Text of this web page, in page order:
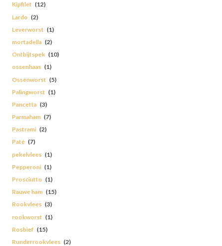
Kipfilet (12)
Lardo (2)
Leverworst (1)
mortadella (2)
Ontbijtspek (10)
ossenhaas (1)
Ossenworst (5)
Palingworst (1)
Pancetta (3)
Parmaham (7)
Pastrami (2)
Paté (7)
pekelvlees (1)
Pepperoni (1)
Prosciutto (1)
Rauwe ham (15)
Rookvlees (3)
rookworst (1)
Rosbief (15)
Runderrookvlees (2)